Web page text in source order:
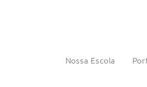
Nossa Escola